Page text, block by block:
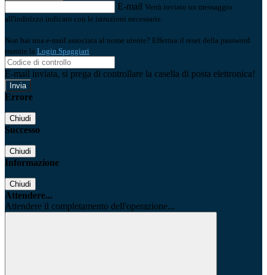
E-mail Verrà inviato un messaggio
all'indirizzo indicato con le istruzioni necessarie.
Non hai una e-mail associata al nome utente? Effettua il reset della password
tramite la Login Spaggiari
E-mail inviata, si prega di controllare la casella di posta elettronica!
Errore
Chiudi
Successo
Chiudi
Informazione
Chiudi
Attendere...
Attendere il completamento dell'operazione...